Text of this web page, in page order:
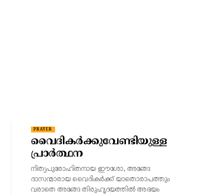
PRAYER
വൈദികർക്കുവേണ്ടിയുള്ള
പ്രാർത്ഥന
നിത്യപുരോഹിതനായ ഈശോ, അങ്ങേ
ദാസന്മാരായ വൈദികർക്ക് യാതൊരാപത്തും
വരാതെ അങ്ങേ തിരുഹൃദയത്തിൽ അഭയം